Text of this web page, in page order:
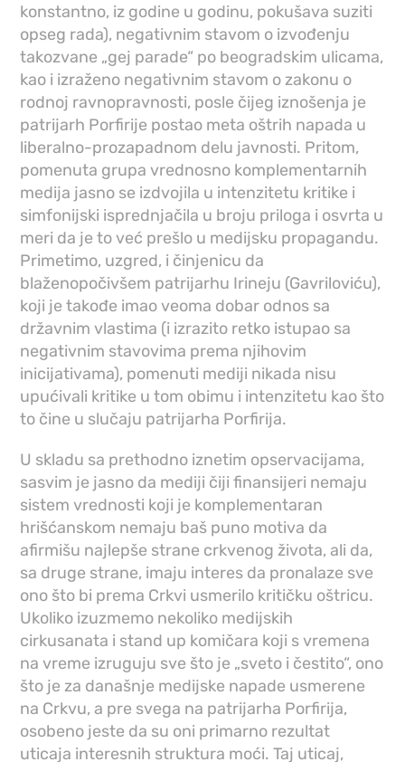
konstantno, iz godine u godinu, pokušava suziti
opseg rada), negativnim stavom o izvođenju
takozvane „gej parade“ po beogradskim ulicama,
kao i izraženo negativnim stavom o zakonu o
rodnoj ravnopravnosti, posle čijeg iznošenja je
patrijarh Porfirije postao meta oštrih napada u
liberalno-prozapadnom delu javnosti. Pritom,
pomenuta grupa vrednosno komplementarnih
medija jasno se izdvojila u intenzitetu kritike i
simfonijski isprednjačila u broju priloga i osvrta u
meri da je to već prešlo u medijsku propagandu.
Primetimo, uzgred, i činjenicu da
blaženopočivšem patrijarhu Irineju (Gavriloviću),
koji je takođe imao veoma dobar odnos sa
državnim vlastima (i izrazito retko istupao sa
negativnim stavovima prema njihovim
inicijativama), pomenuti mediji nikada nisu
upućivali kritike u tom obimu i intenzitetu kao što
to čine u slučaju patrijarha Porfirija.
U skladu sa prethodno iznetim opservacijama,
sasvim je jasno da mediji čiji finansijeri nemaju
sistem vrednosti koji je komplementaran
hrišćanskom nemaju baš puno motiva da
afirmišu najlepše strane crkvenog života, ali da,
sa druge strane, imaju interes da pronalaze sve
ono što bi prema Crkvi usmerilo kritičku oštricu.
Ukoliko izuzmemo nekoliko medijskih
cirkusanata i stand up komičara koji s vremena
na vreme izruguju sve što je „sveto i čestito“, ono
što je za današnje medijske napade usmerene
na Crkvu, a pre svega na patrijarha Porfirija,
osobeno jeste da su oni primarno rezultat
uticaja interesnih struktura moći. Taj uticaj,